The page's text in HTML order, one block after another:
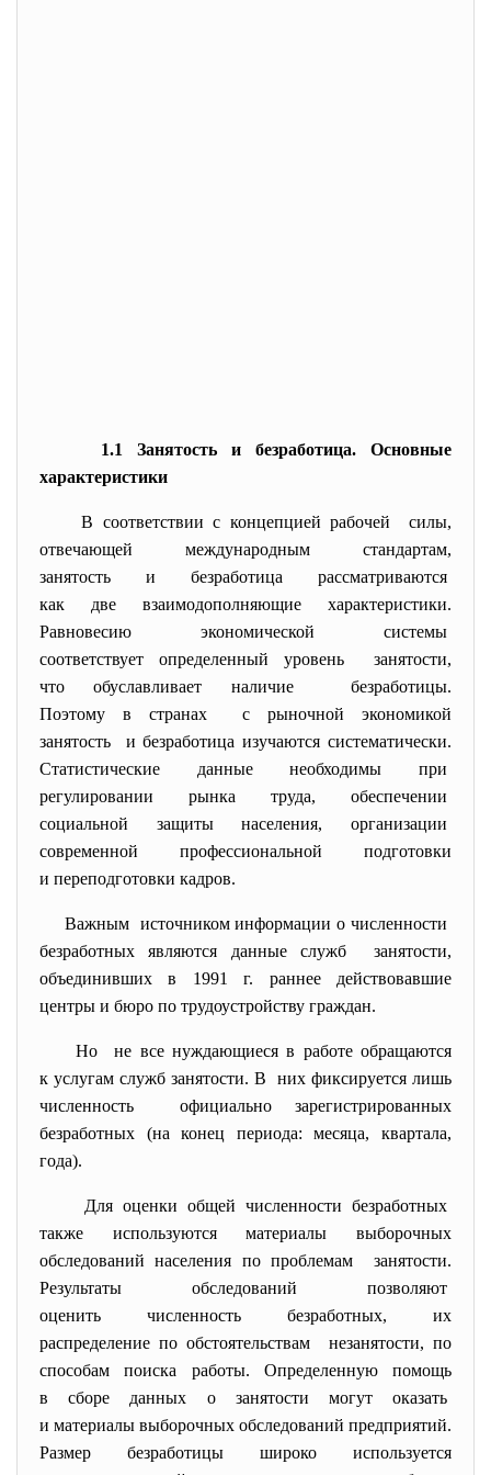
1.1 Занятость и безработица. Основные
характеристики
В соответствии с концепцией рабочей силы,
отвечающей международным стандартам,
занятость и безработица рассматриваются
как две взаимодополняющие характеристики.
Равновесию экономической системы
соответствует определенный уровень занятости,
что обуславливает наличие безработицы.
Поэтому в странах с рыночной экономикой
занятость и безработица изучаются систематически.
Статистические данные необходимы при
регулировании рынка труда, обеспечении
социальной защиты населения, организации
современной профессиональной подготовки
и переподготовки кадров.
Важным источником информации о численности
безработных являются данные служб занятости,
объединивших в 1991 г. раннее действовавшие
центры и бюро по трудоустройству граждан.
Но не все нуждающиеся в работе обращаются
к услугам служб занятости. В них фиксируется лишь
численность официально зарегистрированных
безработных (на конец периода: месяца, квартала,
года).
Для оценки общей численности безработных
также используются материалы выборочных
обследований населения по проблемам занятости.
Результаты обследований позволяют
оценить численность безработных, их
распределение по обстоятельствам незанятости, по
способам поиска работы. Определенную помощь
в сборе данных о занятости могут оказать
и материалы выборочных обследований предприятий.
Размер безработицы широко используется